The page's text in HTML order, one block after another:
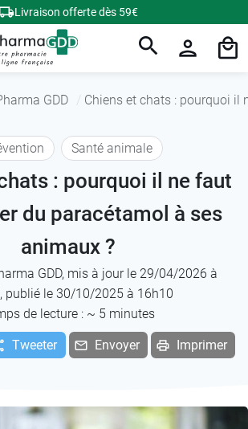
Livraison offerte dès 59€
GDD Chiens et chats : pourquoi il
Santé animale
: pourquoi il ne faut
du paracétamol à ses
animaux ?
GDD, mis à jour le 29/04/2026 à
publié le 30/10/2025 à 16h10
de lecture : ~ 5 minutes
Tweeter Envoyer Imprimer